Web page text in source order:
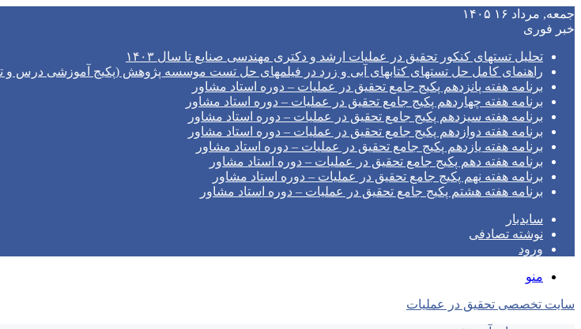
جمعه, مرداد ۱۶ ۱۴۰۵
خبر فوری
تحلیل تستهای کنکور تحقیق در عملیات ارشد و دکتری مهندسی صنایع تا سال ۱۴۰۳
راهنمای کامل حل تستهای کتابهای آبی و زرد در فیلمهای حل تست موسسه پژوهش (پکیج آموزشی درس
برنامه هفته پانزدهم پکیج جامع تحقیق در عملیات – دوره استاد مشاور
برنامه هفته چهاردهم پکیج جامع تحقیق در عملیات – دوره استاد مشاور
برنامه هفته سیزدهم پکیج جامع تحقیق در عملیات – دوره استاد مشاور
برنامه هفته دوازدهم پکیج جامع تحقیق در عملیات – دوره استاد مشاور
برنامه هفته یازدهم پکیج جامع تحقیق در عملیات – دوره استاد مشاور
برنامه هفته دهم پکیج جامع تحقیق در عملیات – دوره استاد مشاور
برنامه هفته نهم پکیج جامع تحقیق در عملیات – دوره استاد مشاور
برنامه هفته هشتم پکیج جامع تحقیق در عملیات – دوره استاد مشاور
سایدبار
نوشته تصادفی
ورود
منو
سایت تخصصی تحقیق در عملیات